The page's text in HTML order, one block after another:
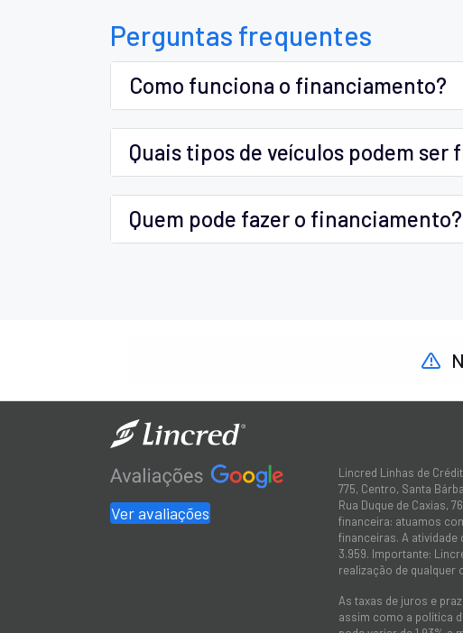
Perguntas frequentes
Como funciona o financiamento?
Quais tipos de veículos podem ser
Quem pode fazer o financiamento?
Ver avaliações
Lincred Linhas de
775, Centro, Santa
Rua Duque de Caxias,
financeira: atuamos
financeiras. A atividade
3.959. Importante:
realização de qualquer
As taxas de juros e
assim como a política